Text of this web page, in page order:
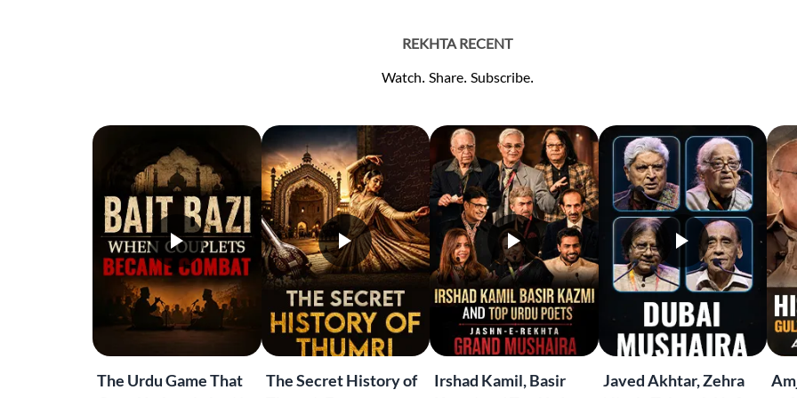
REKHTA RECENT
Watch. Share. Subscribe.
The Urdu Game That
The Secret History of
Irshad Kamil, Basir
Javed Akhtar, Zehra